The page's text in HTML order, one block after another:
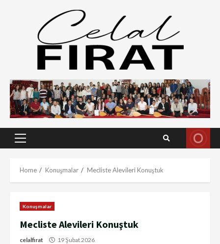
Primary
Home Konuşmalar Mecliste Alevileri Konuştuk
Konuşmalar
Mecliste Alevileri Konuştuk
celalfirat 19 Şubat 2026